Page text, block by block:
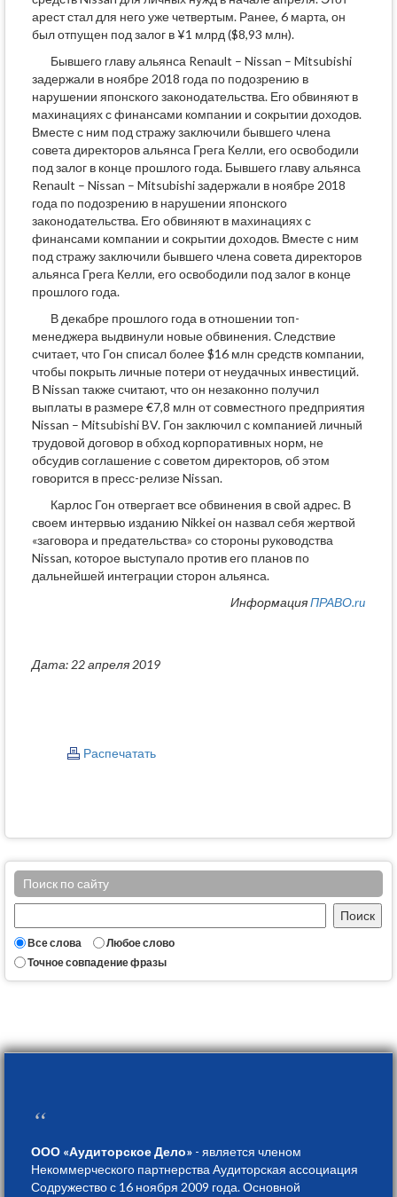
арест стал для него уже четвертым. Ранее, 6 марта, он
был отпущен под залог в ¥1 млрд ($8,93 млн).
Бывшего главу альянса Renault – Nissan – Mitsubishi
задержали в ноябре 2018 года по подозрению в
нарушении японского законодательства. Его обвиняют в
махинациях с финансами компании и сокрытии доходов.
Вместе с ним под стражу заключили бывшего члена
совета директоров альянса Грега Келли, его освободили
под залог в конце прошлого года. Бывшего главу альянса
Renault – Nissan – Mitsubishi задержали в ноябре 2018
года по подозрению в нарушении японского
законодательства. Его обвиняют в махинациях с
финансами компании и сокрытии доходов. Вместе с ним
под стражу заключили бывшего члена совета директоров
альянса Грега Келли, его освободили под залог в конце
прошлого года.
В декабре прошлого года в отношении топ-
менеджера выдвинули новые обвинения. Следствие
считает, что Гон списал более $16 млн средств компании,
чтобы покрыть личные потери от неудачных инвестиций.
В Nissan также считают, что он незаконно получил
выплаты в размере €7,8 млн от совместного предприятия
Nissan – Mitsubishi BV. Гон заключил с компанией личный
трудовой договор в обход корпоративных норм, не
обсудив соглашение с советом директоров, об этом
говорится в пресс-релизе Nissan.
Карлос Гон отвергает все обвинения в свой адрес. В
своем интервью изданию Nikkei он назвал себя жертвой
«заговора и предательства» со стороны руководства
Nissan, которое выступало против его планов по
дальнейшей интеграции сторон альянса.
ИнформацияПРАВО.ru
Дата: 22 апреля 2019
Распечатать
Поиск по сайту
Все слова
Любое слово
Точное совпадение фразы
“
ООО «Аудиторское Дело» - является членом
Некоммерческого партнерства Аудиторская ассоциация
Содружество с 16 ноября 2009 года. Основной